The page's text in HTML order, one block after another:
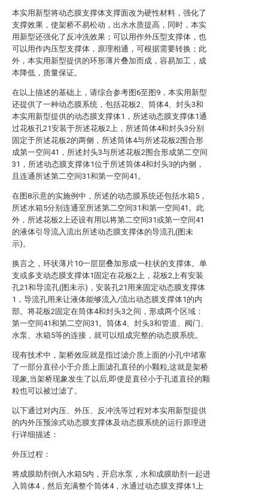
本实用新型将动态膜支撑体支撑面改为硬性材料，强化了
支撑效果，使架桥不易松动，出水水质提高，同时，本实
用新型还强化了反冲洗效果；可以用作外压型支撑体，也
可以用作内压型支撑体，原理相通，可根据需要转换；此
外，本实用新型提供的环形薄片叠加而成，容易加工，成
本降低，质量保证。
在以上描述的基础上，请综合参考图6至图9，本实用新型
还提供了一种动态膜系统，包括花板2、筒体4、封头3和
本实用新型提供的动态膜支撑体1，所述动态膜支撑体1通
过花板孔21安装于所述花板2上，所述筒体4和封头3分别
固定于所述花板2的两侧，所述筒体4与所述花板2围合形
成第一空间41，所述封头3与所述花板2围合形成第二空间
31，所述动态膜支撑体1位于所述筒体4和封头3的内侧，
且连通所述第二空间31和第一空间41。
在图8示意的实施例中，所述的动态膜系统还包括水箱5，
所述水箱5分别连通至所述第二空间31和第一空间41。此
外，所述花板2上还设有用以将第二空间31或第一空间41
的液体引导流入流出所述动态膜支撑体的导流孔(图未
示)。
换言之，环状薄片10一层层叠加形成一柱状的支撑体。单
支或多支动态膜支撑体1固定在花板2上，花板2上有安装
孔21和导流孔(图未示)，安装孔21用来固定动态膜支撑体
1，导流孔用来让液体能够流入/流出动态膜支撑体1的内
部。将花板2固定在筒体4和封头3之间，形成两个区域：
第一空间41和第二空间31。筒体4、封头3和管道、阀门、
水泵、水箱5等的连接，就可以组成完整的动态膜系统。
现有技术中，架桥效应就是指过滤介质上面的小孔中堵塞
了一部分直径小于介质上面滤孔直径的小颗粒,这就是架桥
现象,当架桥现象发生了以后,即使是直径小于孔道直径的颗
粒也可以被过滤了。
以下通过对内压、外压、反冲洗等过程对本实用新型提供
的内外压预涂式动态膜支撑体及动态膜系统的运行原理进
行详细描述：
外压过程：
将成膜助剂倒入水箱5内，开启水泵，水和成膜助剂一起进
入筒体4，然后充满整个筒体4，水通过动态膜支撑体1上